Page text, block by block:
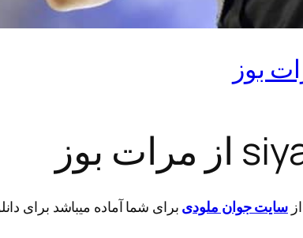
سایت جوان ملودی برای شما آماده میباشد برای